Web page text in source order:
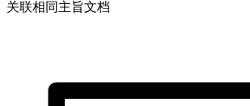
关联相同主旨文档